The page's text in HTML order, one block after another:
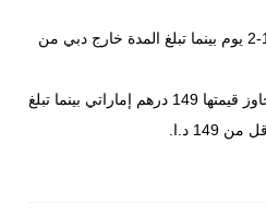
تبلغ مدة التوصيل الى دبي من 1-2 يوم بينما تبلغ المدة خارج دبي من
الشحن مجاني للطلبات التي تتجاوز قيمتها 149 درهم إماراتي بينما تبلغ